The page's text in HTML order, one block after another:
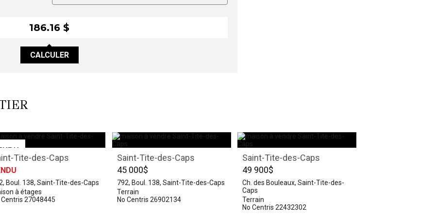
186.16 $
CALCULER
Tite-des-Caps
Boul. 138, Saint-Tite-des-Caps
à étages
Centris 27048445
Saint-Tite-des-Caps
45 000$
792, Boul. 138, Saint-Tite-des-Caps
Terrain
No Centris 26902134
Saint-Tite-des-Caps
49 900$
Ch. des Bouleaux, Saint-Tite-des-
Caps
Terrain
No Centris 22432302